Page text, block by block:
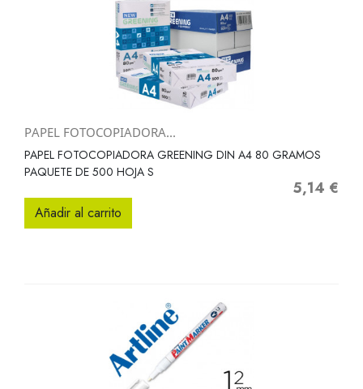
PAPEL FOTOCOPIADORA...
PAPEL FOTOCOPIADORA GREENING DIN A4 80 GRAMOS
PAQUETE DE 500 HOJA S
Precio
5,14 €
Añadir al carrito